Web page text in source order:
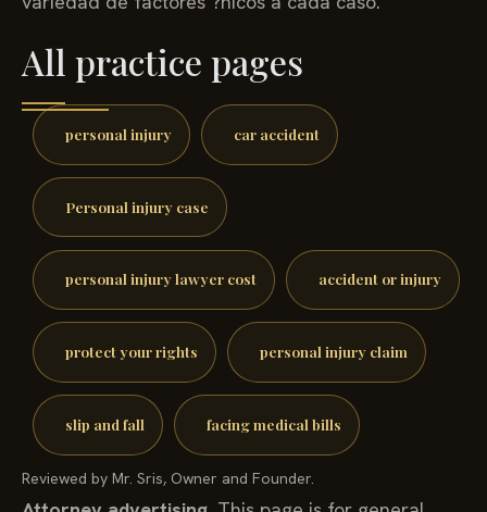
All practice pages
Attorney advertising.
This page is for general